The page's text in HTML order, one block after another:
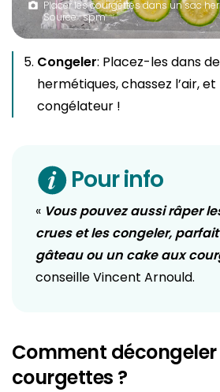
Placer les courgettes dans un sac
Source : spm
Congeler: Placez-les dans
hermétiques, chassez l’air, et
congélateur !
Pour info
« Vous pouvez aussi râper
crues et les congeler,
gâteau ou un cake aux
conseille Vincent Arnould.
Comment décongeler
courgettes ?